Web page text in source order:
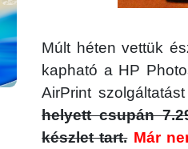
Múlt héten vettük
kapható a HP
AirPrint
helyett csupán
készlet tart. Már